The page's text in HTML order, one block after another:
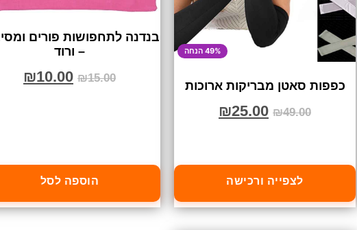
49% הנחה
כפפות סאטן מבריקות ארוכות
₪49.00
₪25.00
לצפייה ורכישה
בנדנה לתחפושות פורים
– ורוד
₪15.00
₪10.00
הוספה לסל